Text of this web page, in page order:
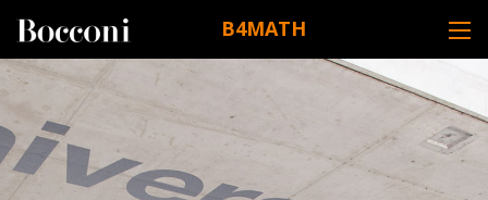
B4MATH
DESK NAVIGATION